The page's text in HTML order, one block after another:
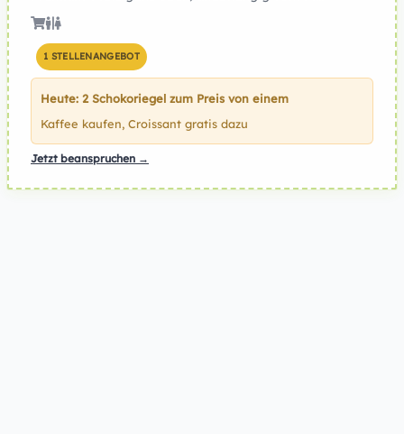
1 STELLENANGEBOT
Heute: 2 Schokoriegel zum Preis von einem
Kaffee kaufen, Croissant gratis dazu
Jetzt beanspruchen →